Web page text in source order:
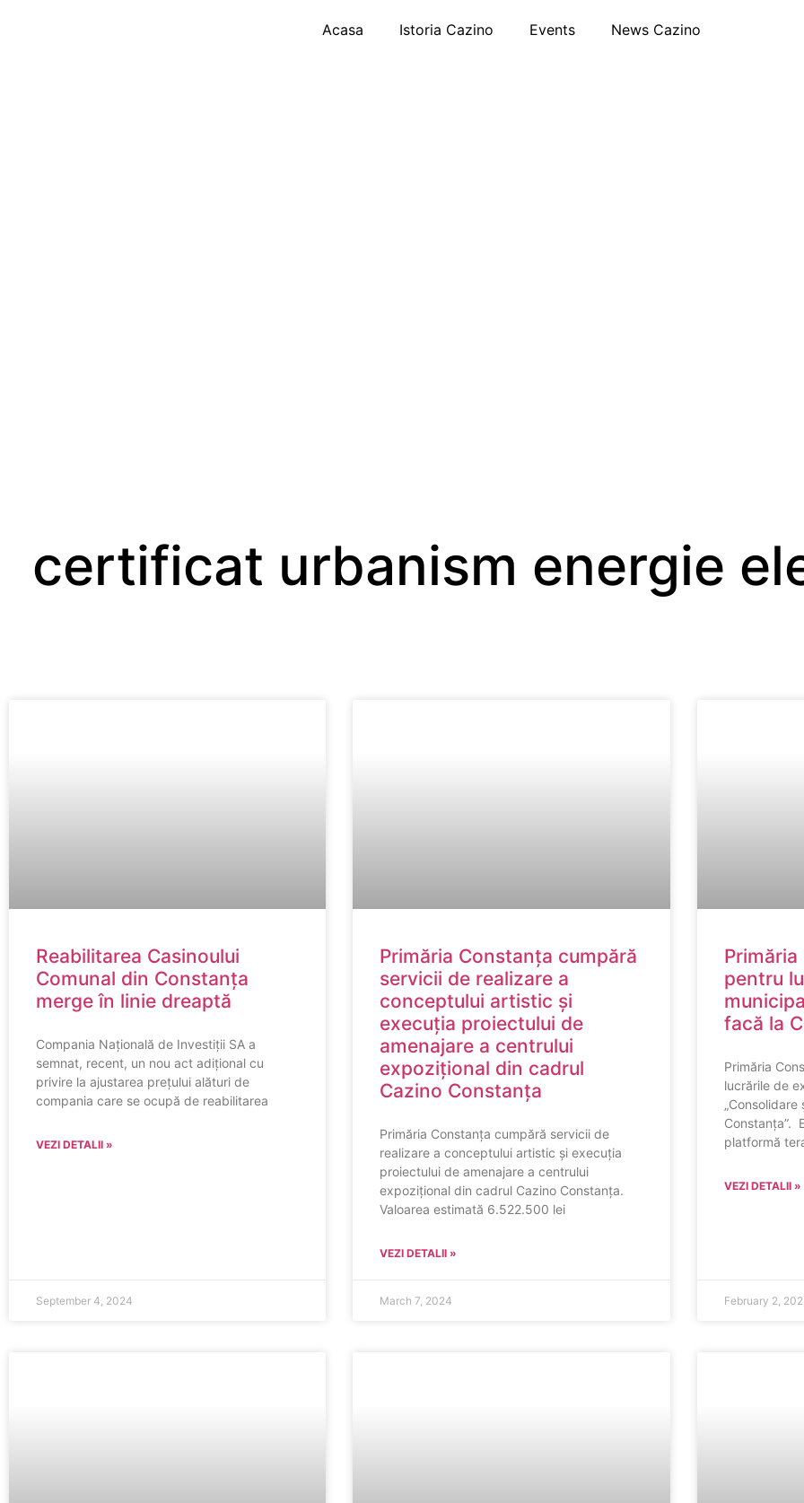
Acasa Istoria Cazino Events News Cazino
certificat urbanism energie
Reabilitarea Casinoului
Comunal din Constanța
merge în linie dreaptă
Compania Națională de Investiții SA a
semnat, recent, un nou act adițional cu
privire la ajustarea prețului alături de
compania care se ocupă de reabilitarea
VEZI DETALII »
September 4, 2024
Primăria Constanța cumpără
servicii de realizare a
conceptului artistic și
execuția proiectului de
amenajare a centrului
expozițional din cadrul
Cazino Constanța
Primăria Constanța cumpără servicii de
realizare a conceptului artistic și execuția
proiectului de amenajare a centrului
expozițional din cadrul Cazino Constanța.
Valoarea estimată 6.522.500 lei
VEZI DETALII »
March 7, 2024
pentru
facă la
Primăria
lucrările de
Constanța”.
platformă
VEZI DETALII »
February 2,